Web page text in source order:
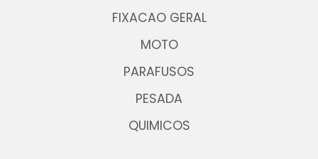
FIXACAO GERAL
MOTO
PARAFUSOS
PESADA
QUIMICOS